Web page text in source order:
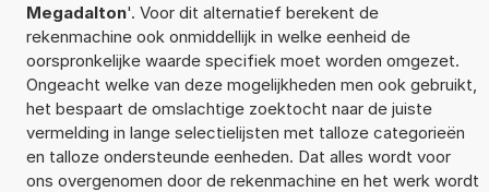
Megadalton'. Voor dit alternatief berekent de
rekenmachine ook onmiddellijk in welke eenheid de
oorspronkelijke waarde specifiek moet worden omgezet.
Ongeacht welke van deze mogelijkheden men ook gebruikt,
het bespaart de omslachtige zoektocht naar de juiste
vermelding in lange selectielijsten met talloze categorieën
en talloze ondersteunde eenheden. Dat alles wordt voor
ons overgenomen door de rekenmachine en het werk wordt